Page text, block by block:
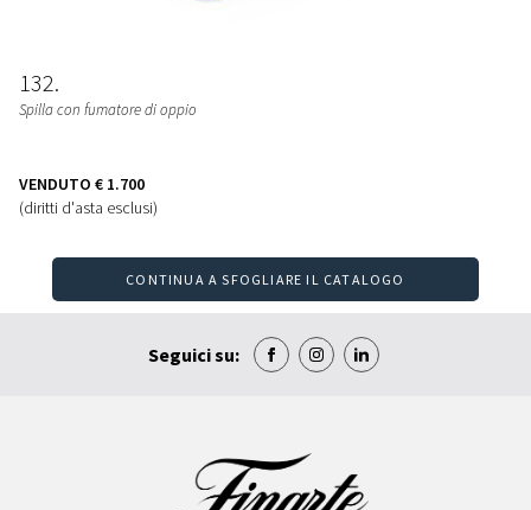
132
Spilla con fumatore di oppio
VENDUTO € 1.700
(diritti d'asta esclusi)
CONTINUA A SFOGLIARE IL CATALOGO
Seguici su: